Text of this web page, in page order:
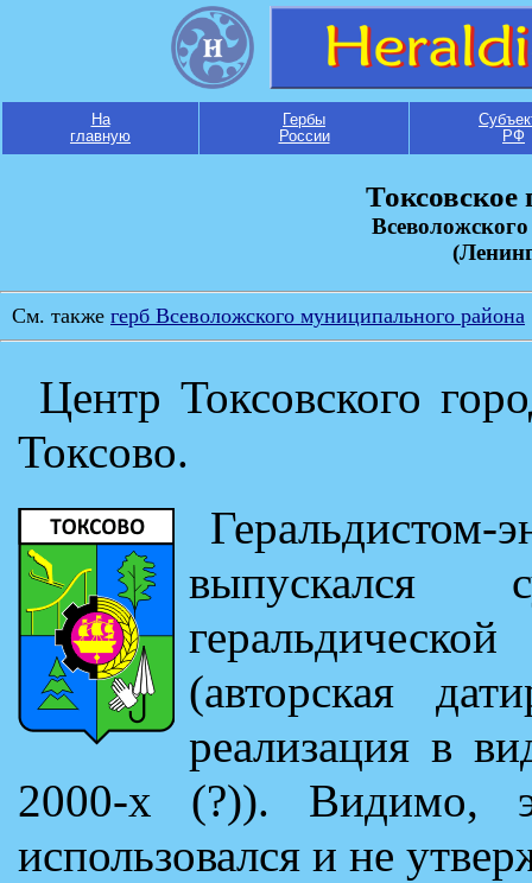
На
главную
Гербы
России
РФ
Токсовское
См. также герб Всеволожского муниципального района
Центр Токсовского
Токсово.
выпускался
(авторская
реализация в
2000-х (?)). Видимо,
использовался и не